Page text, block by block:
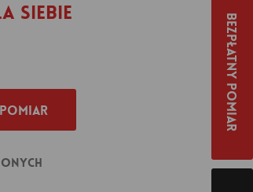
siebie Bezpłatny pomiar